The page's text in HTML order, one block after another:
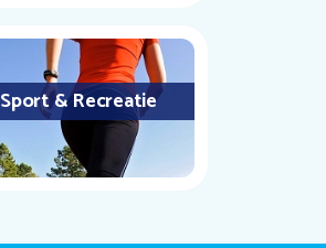
Sport & Recreatie